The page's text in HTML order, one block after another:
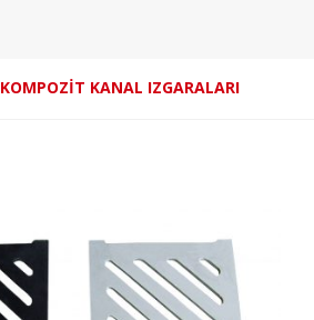
KOMPOZIT KANAL IZGARALARI